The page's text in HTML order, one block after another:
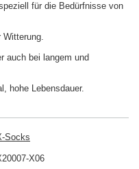
für die Bedürfnisse von
Witterung.
auch bei langem und
hohe Lebensdauer.
Socks
X06